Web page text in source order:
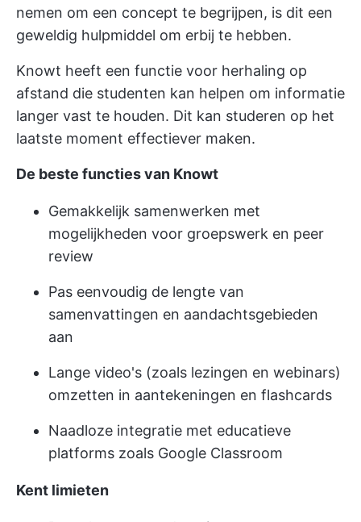
nemen om een concept te begrijpen, is dit een
geweldig hulpmiddel om erbij te hebben.
Knowt heeft een functie voor herhaling op
afstand die studenten kan helpen om informatie
langer vast te houden. Dit kan studeren op het
laatste moment effectiever maken.
De beste functies van Knowt
Gemakkelijk samenwerken met
mogelijkheden voor groepswerk en peer
review
Pas eenvoudig de lengte van
samenvattingen en aandachtsgebieden
aan
Lange video's (zoals lezingen en webinars)
omzetten in aantekeningen en flashcards
Naadloze integratie met educatieve
platforms zoals Google Classroom
Kent limieten